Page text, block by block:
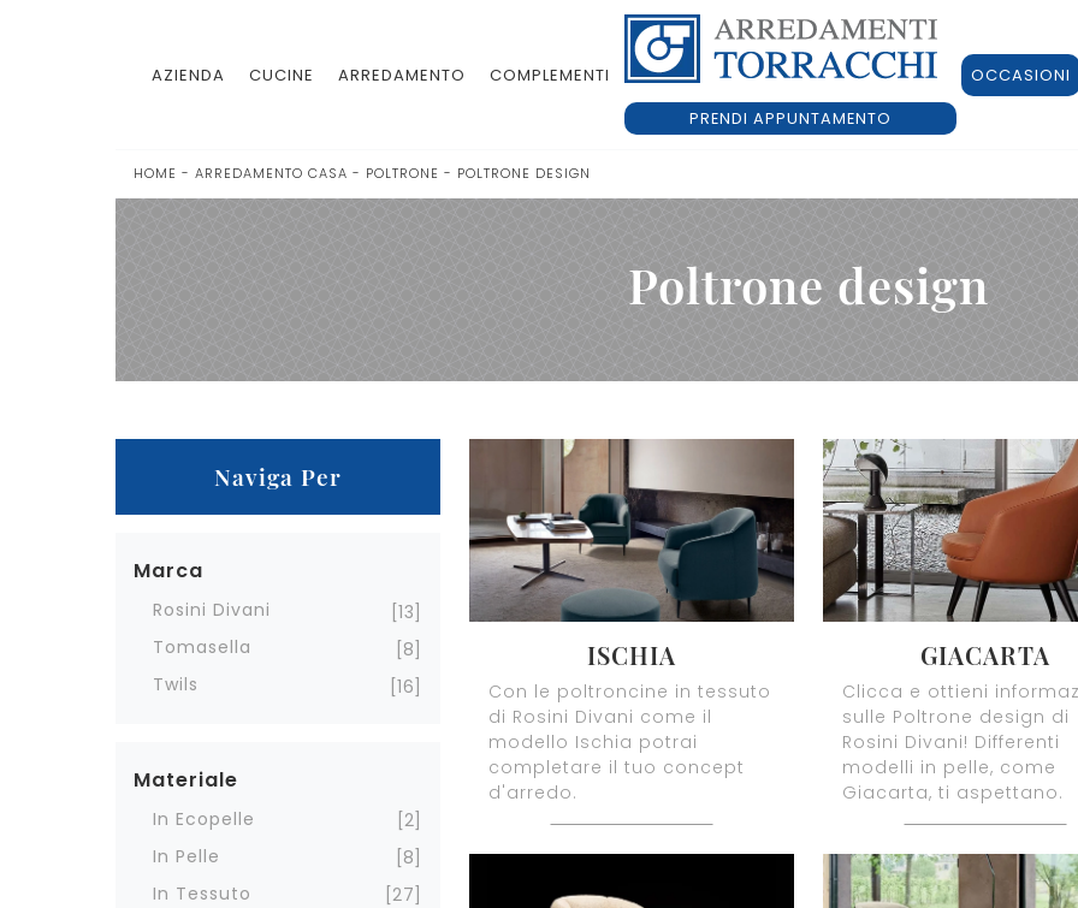
AZIENDA CUCINE ARREDAMENTO COMPLEMENTI
PRENDI APPUNTAMENTO
OCCASIONI
HOME - ARREDAMENTO CASA - POLTRONE - POLTRONE DESIGN
Poltrone design
Naviga Per
Marca
Rosini Divani
13
Tomasella
8
Twils
16
Materiale
In Ecopelle
2
In Pelle
8
In Tessuto
27
ISCHIA
Con le poltroncine in tessuto
di Rosini Divani come il
modello Ischia potrai
completare il tuo concept
d'arredo.
GIACARTA
Clicca e ottieni
sulle Poltrone design di
Rosini Divani! Differenti
modelli in pelle, come
Giacarta, ti aspettano.